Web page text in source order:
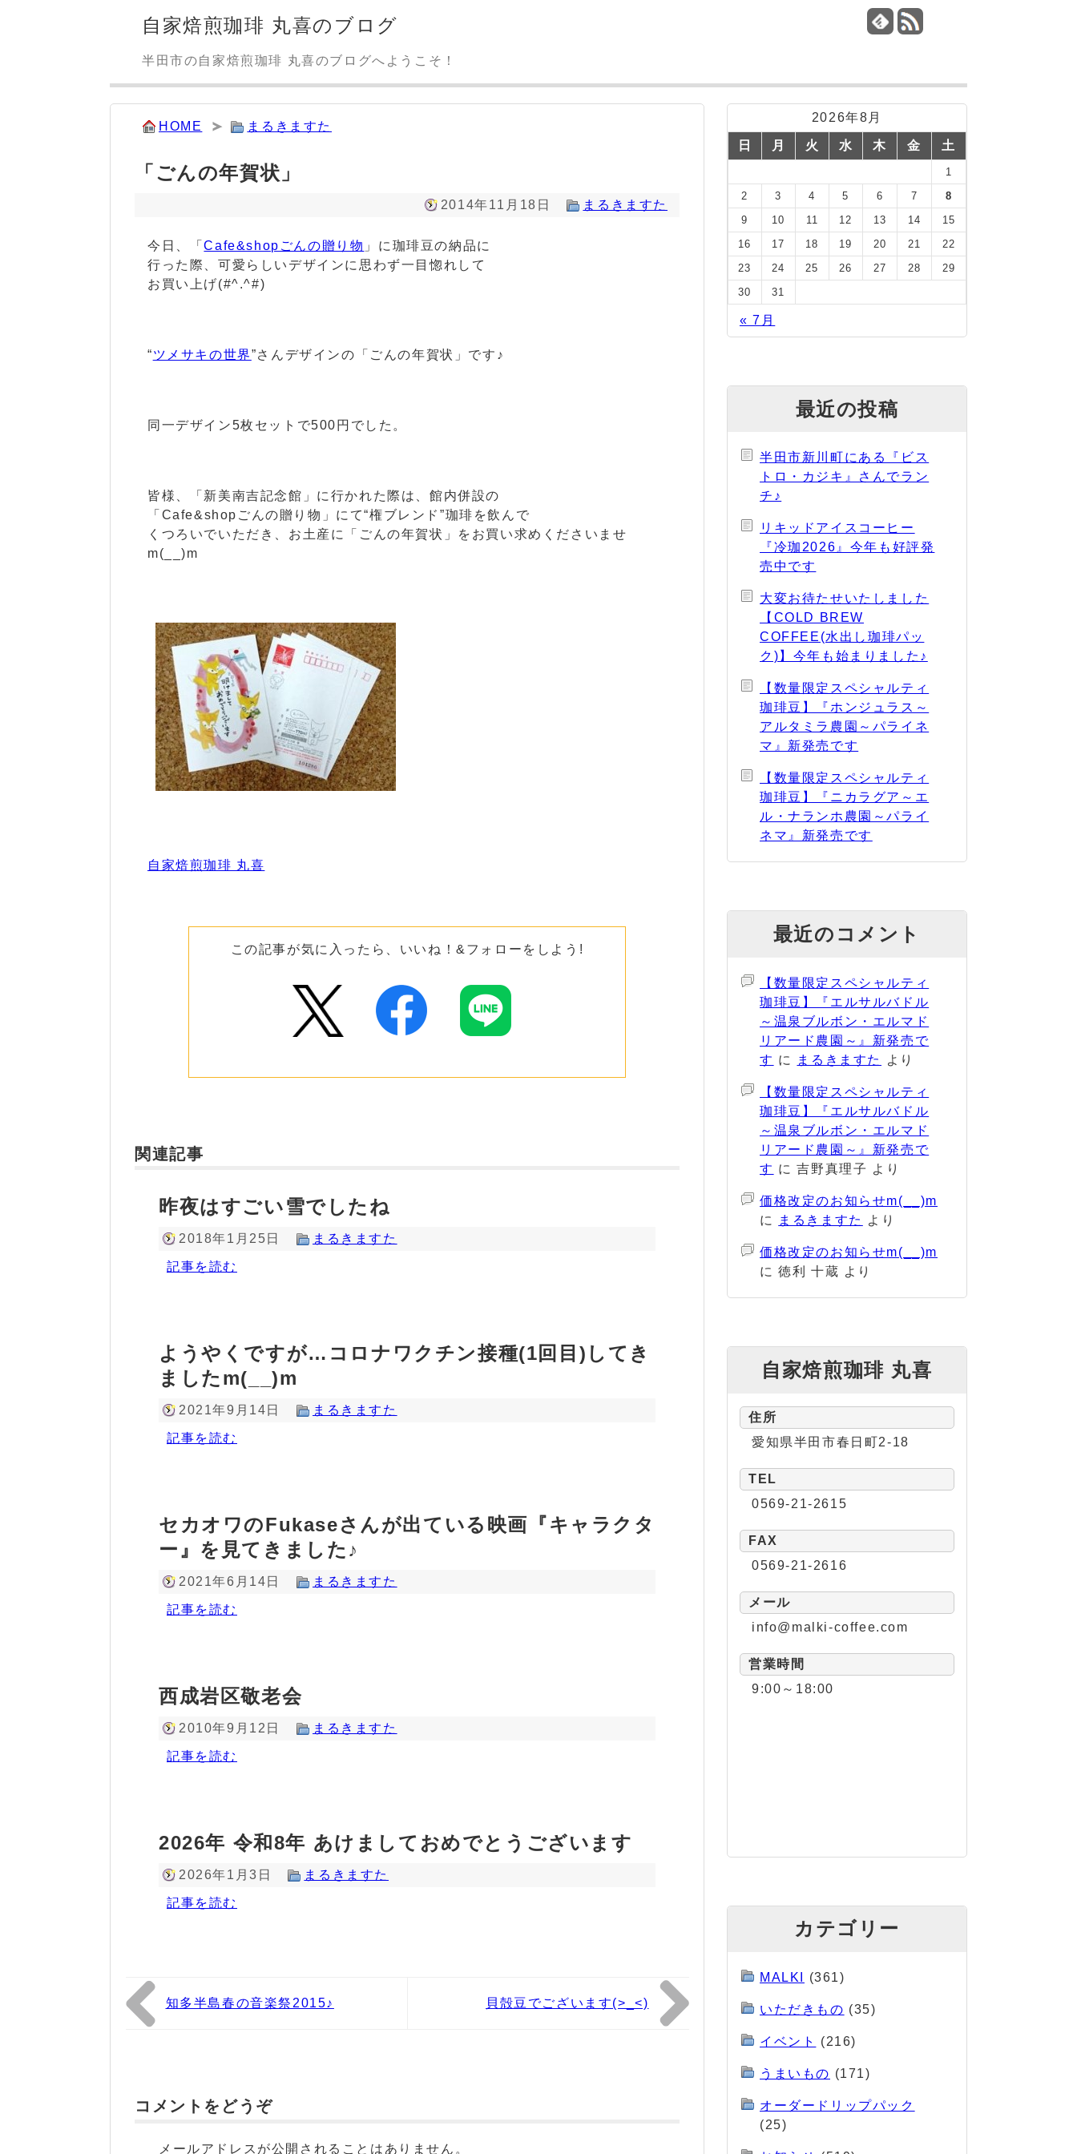
自家焙煎珈琲 丸喜のブログ
半田市の自家焙煎珈琲 丸喜のブログへようこそ！
HOME まるきますた
「ごんの年賀状」
2014年11月18日 まるきますた
今日、「Cafe&shopごんの贈り物 」に珈琲豆の納品に
行った際、可愛らしいデザインに思わず一目惚れして
お買い上げ(#^.^#)
“ツメサキの世界”さんデザインの「ごんの年賀状」です♪
同一デザイン5枚セットで500円でした。
皆様、「新美南吉記念館」に行かれた際は、館内併設の
「Cafe&shopごんの贈り物」にて“権ブレンド”珈琲を飲んで
くつろいでいただき、お土産に「ごんの年賀状」をお買い求めくださいませ
m(__)m
自家焙煎珈琲 丸喜
この記事が気に入ったら、いいね！&フォローをしよう!
関連記事
昨夜はすごい雪でしたね
2018年1月25日 まるきますた
記事を読む
ようやくですが…コロナワクチン接種(1回目)してき
ましたm(__)m
2021年9月14日 まるきますた
記事を読む
セカオワのFukaseさんが出ている映画『キャラクタ
ー』を見てきました♪
2021年6月14日 まるきますた
記事を読む
西成岩区敬老会
2010年9月12日 まるきますた
記事を読む
2026年 令和8年 あけましておめでとうございます
2026年1月3日 まるきますた
記事を読む
知多半島春の音楽祭2015♪ 貝殻豆でございます(>_<)
コメントをどうぞ
メールアドレスが公開されることはありません。
2026年8月
日 月 火 水 木 金 土
1
2
3 4 5 6 7
8
9
10 11 12 13 14
15
16
17 18 19 20 21
22
23
24 25 26 27 28
29
30
31
« 7月
最近の投稿
半田市新川町にある『ビス
トロ・カジキ』さんでラン
チ♪
リキッドアイスコーヒー
『冷珈2026』今年も好評発
売中です
大変お待たせいたしました
【COLD BREW
COFFEE(水出し珈琲パッ
ク)】今年も始まりました♪
【数量限定スペシャルティ
珈琲豆】『ホンジュラス～
アルタミラ農園～パライネ
マ』新発売です
【数量限定スペシャルティ
珈琲豆】『ニカラグア～エ
ル・ナランホ農園～パライ
ネマ』新発売です
最近のコメント
【数量限定スペシャルティ
珈琲豆】『エルサルバドル
～温泉ブルボン・エルマド
リアード農園～』新発売で
す に まるきますた より
【数量限定スペシャルティ
珈琲豆】『エルサルバドル
～温泉ブルボン・エルマド
リアード農園～』新発売で
す に吉野真理子 より
価格改定のお知らせm(__)m
に
まるきますた より
価格改定のお知らせm(__)m
に徳利 十蔵 より
自家焙煎珈琲 丸喜
住所
愛知県半田市春日町2-18
TEL
0569-21-2615
FAX
0569-21-2616
メール
info@malki-coffee.com
営業時間
9:00～18:00
カテゴリー
MALKI (361)
いただきもの (35)
イベント (216)
うまいもの (171)
オーダードリップパック
(25)